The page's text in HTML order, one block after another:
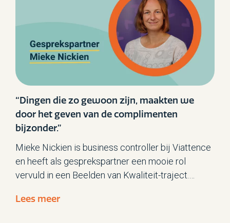
zorgorganisaties kennis te laten maken met
Beelden van Kwaliteit maar ook om mensen van
buiten zorgorganisaties actiever te betrekken bij
zorg.
“Dingen die zo gewoon zijn, maakten we
door het geven van de complimenten
bijzonder.”
Mieke Nickien is business controller bij Viattence
en heeft als gesprekspartner een mooie rol
vervuld in een Beelden van Kwaliteit-traject.
dat medewerkers zich gezien voelen en dat ze
Lees meer